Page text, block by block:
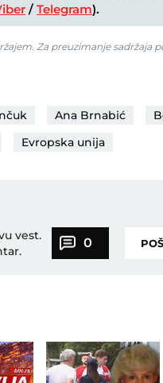
/ Telegram).
Za preuzimanje sadržaja
Ana Brnabić
Evropska unija
vest.
0